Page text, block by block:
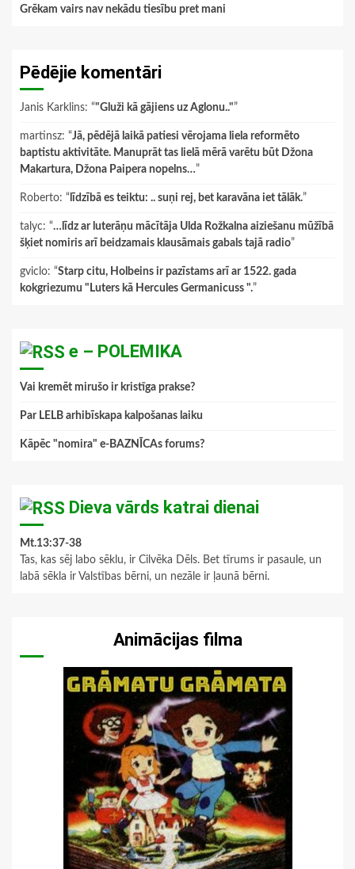
Grēkam vairs nav nekādu tiesību pret mani
Pēdējie komentāri
Janis Karklins: “"Gluži kā gājiens uz Aglonu.."”
martinsz: “Jā, pēdējā laikā patiesi vērojama liela reformēto
baptistu aktivitāte. Manuprāt tas lielā mērā varētu būt Džona
Makartura, Džona Paipera nopelns…”
Roberto: “ līdzībā es teiktu: .. suņi rej, bet karavāna iet tālāk.”
talyc: “…līdz ar luterāņu mācītāja Ulda Rožkalna aiziešanu mūžībā
šķiet nomiris arī beidzamais klausāmais gabals tajā radio”
gviclo: “Starp citu, Holbeins ir pazīstams arī ar 1522. gada
kokgriezumu "Luters kā Hercules Germanicuss ".”
e – POLEMIKA
Vai kremēt mirušo ir kristīga prakse?
Par LELB arhibīskapa kalpošanas laiku
Kāpēc "nomira" e-BAZNĪCAs forums?
Dieva vārds katrai dienai
Mt.13:37-38
Tas, kas sēj labo sēklu, ir Cilvēka Dēls. Bet tīrums ir pasaule, un
labā sēkla ir Valstības bērni, un nezāle ir ļaunā bērni.
Animācijas filma